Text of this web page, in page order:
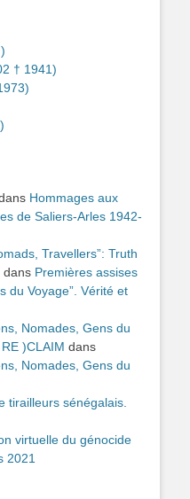
† 1941)
Hommages aux
de Saliers-Arles 1942-
Travellers”: Truth
dans Premières assises
du Voyage”. Vérité et
Nomades, Gens du
)CLAIM dans
Nomades, Gens du
tirailleurs sénégalais.
virtuelle du génocide
2021